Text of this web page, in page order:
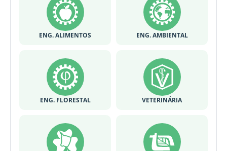
ENG. ALIMENTOS ENG. AMBIENTAL
ENG. FLORESTAL VETERINÁRIA